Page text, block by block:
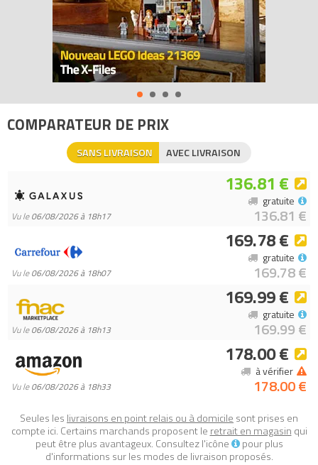
- L’échiquier mesure plus de 26 cm carrés.
Tous les prix duLEGO Objets divers 40174 LEGO Chess
Avenue de la brique, comparateur de prix 100% LEGO.
Code EAN du LEGO Objets divers 40174 : 5702015868419.
COMPARATEUR DE PRIX
SANS LIVRAISON AVEC LIVRAISON
Vu le06/08/2026 à 18h17
136.81 €
136.81 €
gratuite
Vu le06/08/2026 à 18h07
169.78 €
169.78 €
gratuite
Vu le06/08/2026 à 18h13
169.99 €
169.99 €
gratuite
Vu le06/08/2026 à 18h33
178.00 €
178.00 €
à vérifier
Seules les livraisons en point relais ou à domicile sont prises en
compte ici. Certains marchands proposent le retrait en magasin qui
peut être plus avantageux. Consultez l'icône
pour plus
d'informations sur les modes de livraison proposés.